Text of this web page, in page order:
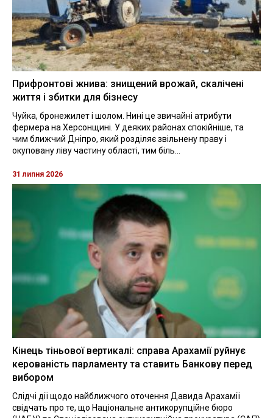
Прифронтові жнива: знищений врожай, скалічені
життя і збитки для бізнесу
Чуйка, бронежилет і шолом. Нині це звичайні атрибути
фермера на Херсонщині. У деяких районах спокійніше, та
чим ближчий Дніпро, який розділяє звільнену праву і
окуповану ліву частину області, тим біль...
31 липня 2026
Кінець тіньової вертикалі: справа Арахамії руйнує
керованість парламенту та ставить Банкову перед
вибором
Слідчі дії щодо найближчого оточення Давида Арахамії
свідчать про те, що Національне антикорупційне бюро